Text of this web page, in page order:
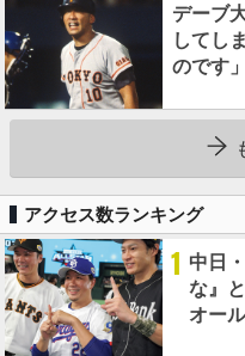
デーブ
してし
のです」
アクセス数ランキング
1 中日
な』
オー